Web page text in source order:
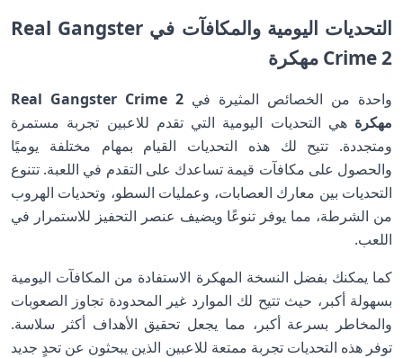
التحديات اليومية والمكافآت في Real Gangster
Crime 2 مهكرة
واحدة من الخصائص المثيرة في Real Gangster Crime 2
مهكرة هي التحديات اليومية التي تقدم للاعبين تجربة مستمرة
ومتجددة. تتيح لك هذه التحديات القيام بمهام مختلفة يوميًا
والحصول على مكافآت قيمة تساعدك على التقدم في اللعبة. تتنوع
التحديات بين معارك العصابات، وعمليات السطو، وتحديات الهروب
من الشرطة، مما يوفر تنوعًا ويضيف عنصر التحفيز للاستمرار في
اللعب.
كما يمكنك بفضل النسخة المهكرة الاستفادة من المكافآت اليومية
بسهولة أكبر، حيث تتيح لك الموارد غير المحدودة تجاوز الصعوبات
والمخاطر بسرعة أكبر، مما يجعل تحقيق الأهداف أكثر سلاسة.
توفر هذه التحديات تجربة ممتعة للاعبين الذين يبحثون عن تحدٍ جديد